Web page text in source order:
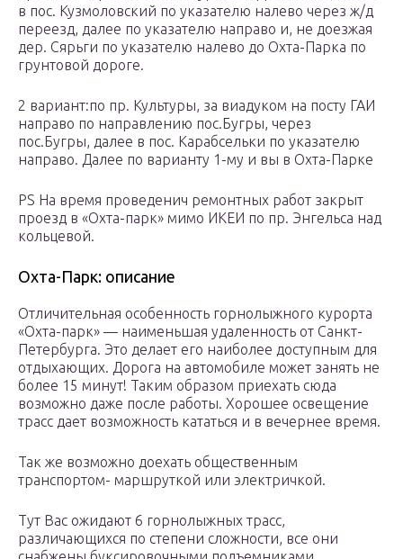
в пос. Кузмоловский по указателю налево через ж/д
переезд, далее по указателю направо и, не доезжая
дер. Сярьги по указателю налево до Охта-Парка по
грунтовой дороге.
2 вариант:по пр. Культуры, за виадуком на посту ГАИ
направо по направлению пос.Бугры, через
пос.Бугры, далее в пос. Карабсельки по указателю
направо. Далее по варианту 1-му и вы в Охта-Парке
PS На время проведенич ремонтных работ закрыт
проезд в «Охта-парк» мимо ИКЕИ по пр. Энгельса над
кольцевой.
Охта-Парк: описание
Отличительная особенность горнолыжного курорта
«Охта-парк» — наименьшая удаленность от Санкт-
Петербурга. Это делает его наиболее доступным для
отдыхающих. Дорога на автомобиле может занять не
более 15 минут! Таким образом приехать сюда
возможно даже после работы. Хорошее освещение
трасс дает возможность кататься и в вечернее время.
Так же возможно доехать общественным
транспортом- маршруткой или электричкой.
Тут Вас ожидают 6 горнолыжных трасс,
различающихся по степени сложности, все они